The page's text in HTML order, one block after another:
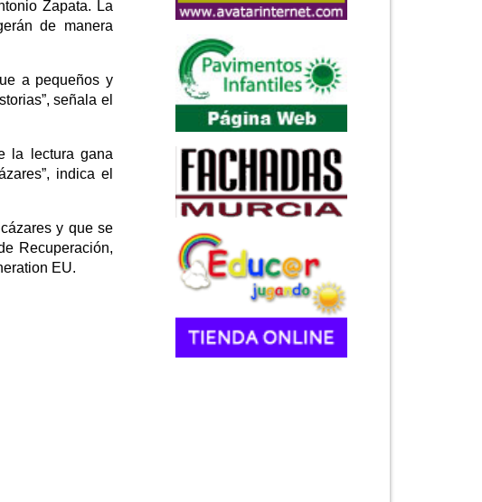
Zapata. La
de manera
a pequeños y
señala el
la lectura gana
indica el
y que se
Recuperación,
EU.